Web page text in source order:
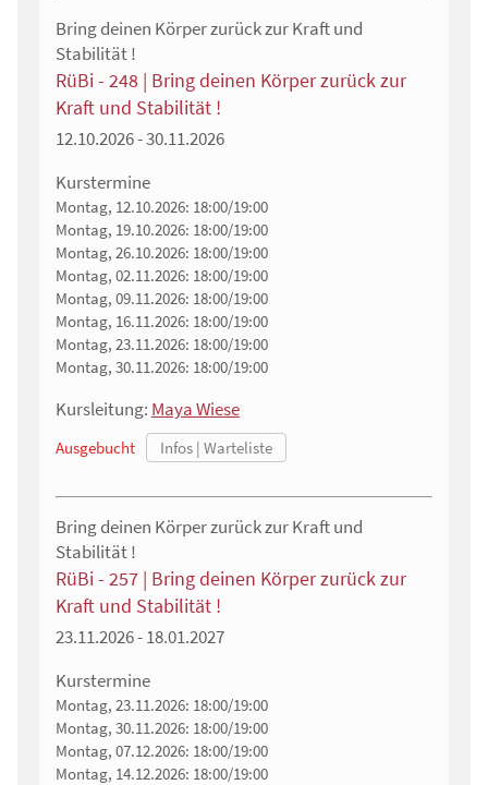
Bring deinen Körper zurück zur Kraft und
Stabilität !
RüBi - 248 | Bring deinen Körper zurück zur
Kraft und Stabilität !
12.10.2026 - 30.11.2026
Kurstermine
Montag, 12.10.2026: 18:00/19:00
Montag, 19.10.2026: 18:00/19:00
Montag, 26.10.2026: 18:00/19:00
Montag, 02.11.2026: 18:00/19:00
Montag, 09.11.2026: 18:00/19:00
Montag, 16.11.2026: 18:00/19:00
Montag, 23.11.2026: 18:00/19:00
Montag, 30.11.2026: 18:00/19:00
Kursleitung: Maya Wiese
Ausgebucht
Bring deinen Körper zurück zur Kraft und
Stabilität !
RüBi - 257 | Bring deinen Körper zurück zur
Kraft und Stabilität !
23.11.2026 - 18.01.2027
Kurstermine
Montag, 23.11.2026: 18:00/19:00
Montag, 30.11.2026: 18:00/19:00
Montag, 07.12.2026: 18:00/19:00
Montag, 14.12.2026: 18:00/19:00